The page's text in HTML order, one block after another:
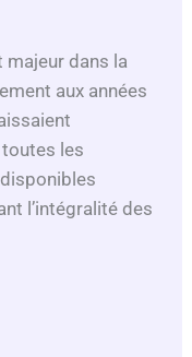
dans la
aux années
les
l’intégralité des